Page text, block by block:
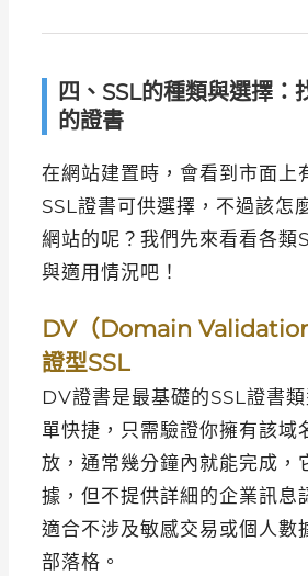
四、SSL的種類與選擇：
的證書
在網站建置時，會看到市面上
SSL證書可供選擇，不過該怎
網站的呢？我們先來看看各類
與適用情況吧！
DV（Domain
證型SSL
DV證書是最基礎的SSL證書
單快捷，只需驗證你擁有該域
放，通常幾分鐘內就能完成，
據，但不提供詳細的企業訊息
適合不涉及敏感交易或個人數
部落格。